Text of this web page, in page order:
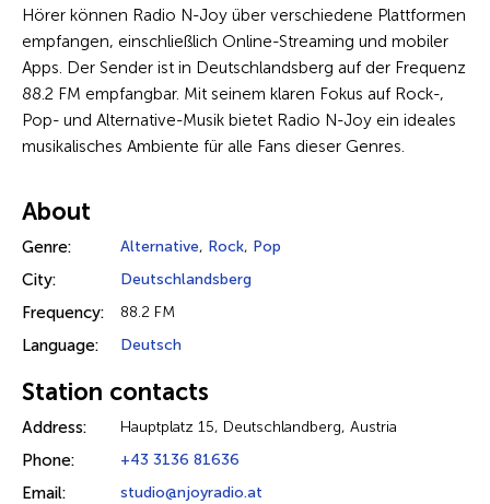
Hörer können Radio N-Joy über verschiedene Plattformen
empfangen, einschließlich Online-Streaming und mobiler
Apps. Der Sender ist in Deutschlandsberg auf der Frequenz
88.2 FM empfangbar. Mit seinem klaren Fokus auf Rock-,
Pop- und Alternative-Musik bietet Radio N-Joy ein ideales
musikalisches Ambiente für alle Fans dieser Genres.
About
Genre: Alternative, Rock, Pop
City: Deutschlandsberg
Frequency: 88.2 FM
Language: Deutsch
Station contacts
Address: Hauptplatz 15, Deutschlandberg, Austria
Phone: +43 3136 81636
Email: studio@njoyradio.at